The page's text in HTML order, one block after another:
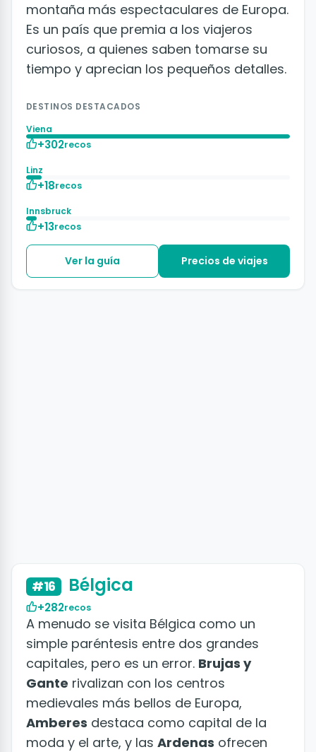
montaña más espectaculares de Europa.
Es un país que premia a los viajeros
curiosos, a quienes saben tomarse su
tiempo y aprecian los pequeños detalles.
DESTINOS DESTACADOS
Viena
+302recos
Linz
+18recos
Innsbruck
+13recos
Ver la guía Precios de viajes
#16 Bélgica
+282recos
A menudo se visita Bélgica como un
simple paréntesis entre dos grandes
capitales, pero es un error. Brujas y
Gante rivalizan con los centros
medievales más bellos de Europa,
Amberes destaca como capital de la
moda y el arte, y las Ardenas ofrecen